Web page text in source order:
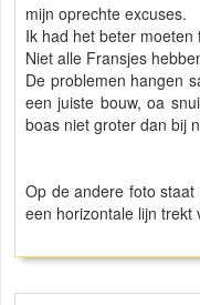
mijn oprechte excuses.
Ik had het beter moeten
Niet alle Fransjes
De problemen hangen
een juiste bouw, oa
boas niet groter dan bij
Op de andere foto
een horizontale lijn trekt